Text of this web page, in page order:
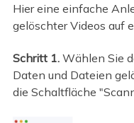
Hier eine einfache
gelöschter Videos auf
Schritt 1. Wählen Sie
Daten und Dateien
die Schaltfläche